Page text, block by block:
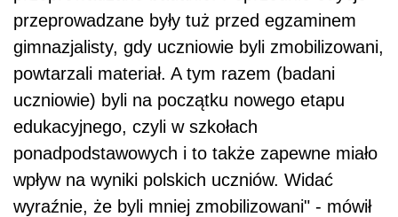
przeprowadzane były tuż przed egzaminem
gimnazjalisty, gdy uczniowie byli zmobilizowani,
powtarzali materiał. A tym razem (badani
uczniowie) byli na początku nowego etapu
edukacyjnego, czyli w szkołach
ponadpodstawowych i to także zapewne miało
wpływ na wyniki polskich uczniów. Widać
wyraźnie, że byli mniej zmobilizowani" - mówił